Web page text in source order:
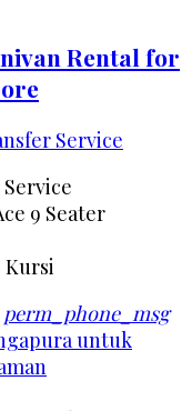
Rental for
Service
9 Seater
perm_phone_msg